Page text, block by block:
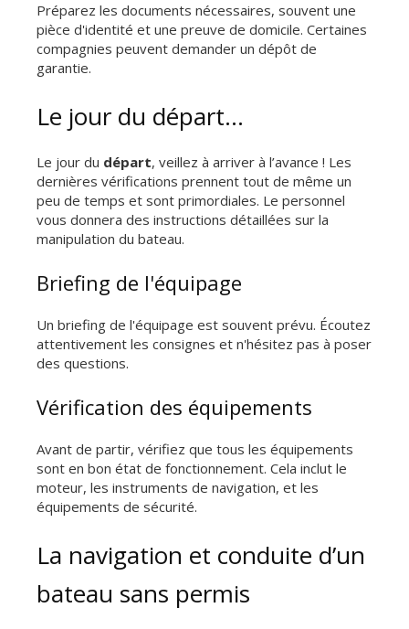
Préparez les documents nécessaires, souvent une
pièce d'identité et une preuve de domicile. Certaines
compagnies peuvent demander un dépôt de
garantie.
Le jour du départ…
Le jour du départ, veillez à arriver à l’avance ! Les
dernières vérifications prennent tout de même un
peu de temps et sont primordiales. Le personnel
vous donnera des instructions détaillées sur la
manipulation du bateau.
Briefing de l'équipage
Un briefing de l'équipage est souvent prévu. Écoutez
attentivement les consignes et n'hésitez pas à poser
des questions.
Vérification des équipements
Avant de partir, vérifiez que tous les équipements
sont en bon état de fonctionnement. Cela inclut le
moteur, les instruments de navigation, et les
équipements de sécurité.
La navigation et conduite d’un
bateau sans permis